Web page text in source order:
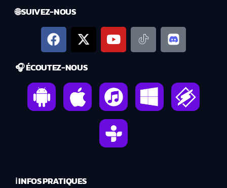
🌐 SUIVEZ-NOUS
🎧 ÉCOUTEZ-NOUS
ℹ️ INFOS PRATIQUES